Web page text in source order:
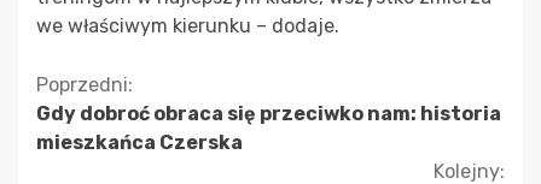
we właściwym kierunku – dodaje.
Kontynuuj
czytanie
Poprzedni:
Gdy dobroć obraca się przeciwko nam: historia
mieszkańca Czerska
Kolejny: